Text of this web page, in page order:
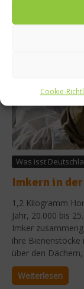
Cookie-
Was isst
Imkern in
1,2 Kilogramm
Jahr, 20.000 bis
Imker
ihre
über den
Weiterlesen